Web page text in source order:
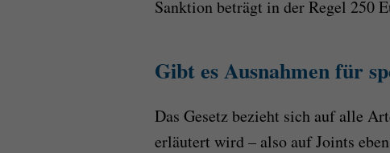
Sanktion beträgt in der Regel 250
Gibt es Ausnahmen für
Das Gesetz bezieht sich auf alle
erläutert wird – also auf Joints